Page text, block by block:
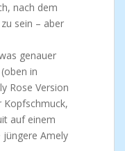
nach dem
sein – aber
genauer
in
Rose Version
Kopfschmuck,
auf einem
jüngere Amely